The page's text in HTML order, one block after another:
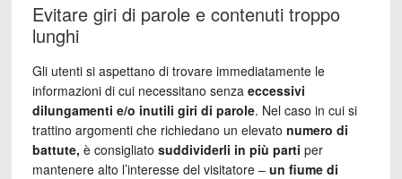
Evitare giri di parole e contenuti troppo
lunghi
Gli utenti si aspettano di trovare immediatamente le
informazioni di cui necessitano senzaeccessivi
dilungamenti e/o inutili giri di parole. Nel caso in cui si
trattino argomenti che richiedano un elevato numero di
battute, è consigliato suddividerli in più parti per
mantenere alto l’interesse del visitatore – un fiume di